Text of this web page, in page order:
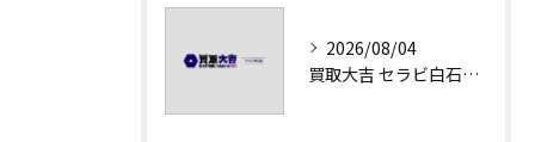
2026/08/04
買取大吉 セラビ白石店の金・貴金属買取の流れ